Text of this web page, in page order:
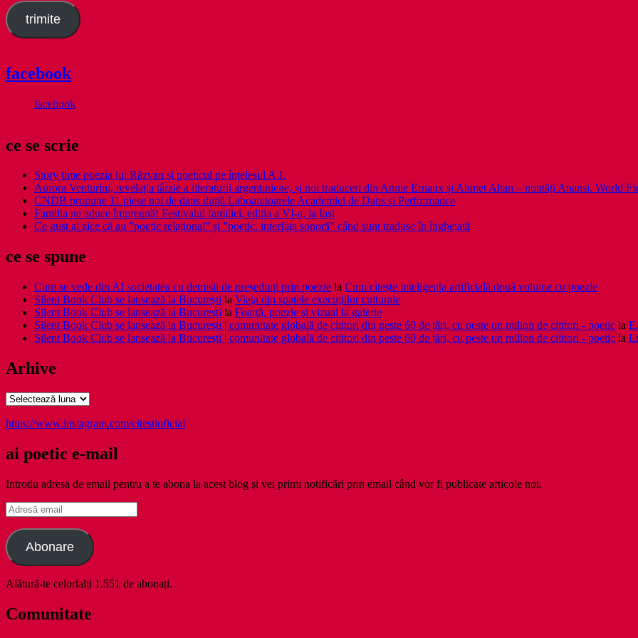
trimite
facebook
facebook
ce se scrie
Story time poezia lui Răzvan și poeticul pe înțelesul A.I.
Aurora Venturini, revelația târzie a literaturii argentiniene, și noi traduceri din Annie Ernaux și Ahmet Altan – noutăți Anansi. World
CNDB propune 11 piese noi de dans după Laboaratoarele Academiei de Dans și Performance
Familia ne aduce împreună! Festivalul familiei, ediția a VI-a, la Iași
Ce gust ai zice că au ”poetic relațional” și ”poetic. interfața sonoră” când sunt traduse în înghețată
ce se spune
Cum se vede din AI societatea cu demisii de președinți prin poezie la Cum citește inteligența artificială două volume cu poezie
Silent Book Club se lansează la București la Viaţa din spatele execuţiilor culturale
Silent Book Club se lansează la București la Foarţă, poezie şi vizual la galerie
Silent Book Club se lansează la București | comunitate globală de cititori din peste 60 de țări, cu peste un milion de cititori - poetic la
Silent Book Club se lansează la București | comunitate globală de cititori din peste 60 de țări, cu peste un milion de cititori - poetic la
Arhive
Arhive
https://www.instagram.com/citestioficial
ai poetic e-mail
Introdu adresa de email pentru a te abona la acest blog și vei primi notificări prin email când vor fi publicate articole noi.
Adresă
email
Abonare
Alătură-te celorlalți 1.551 de abonați.
Comunitate